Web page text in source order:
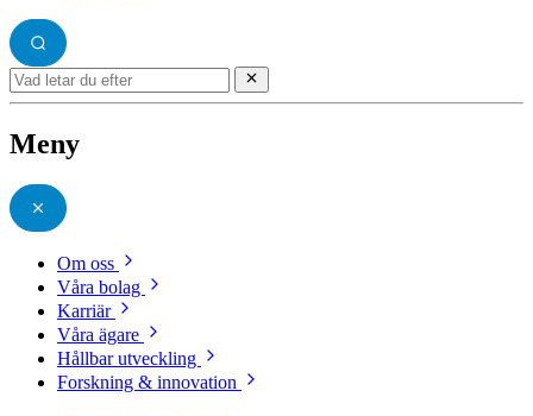
Meny
Om oss
Våra bolag
Karriär
Våra ägare
Hållbar utveckling
Forskning & innovation